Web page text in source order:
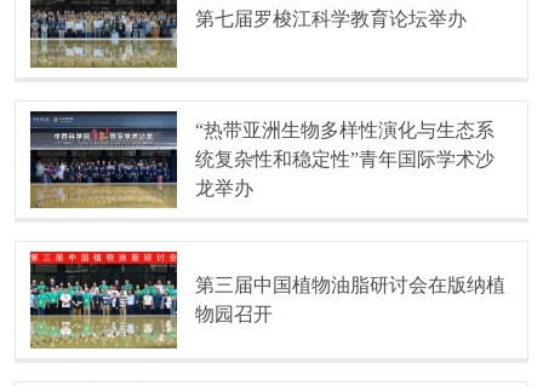
第七届罗梭江科学教育论坛举办
“热带亚洲生物多样性演化与生态系
统复杂性和稳定性”青年国际学术沙
龙举办
第三届中国植物油脂研讨会在版纳植
物园召开